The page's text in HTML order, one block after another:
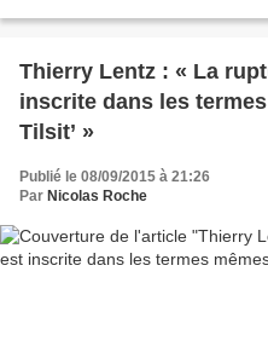
Thierry Lentz : « La
inscrite dans les
Tilsit’ »
Publié le 08/09/2015 à 21:26
Par Nicolas Roche